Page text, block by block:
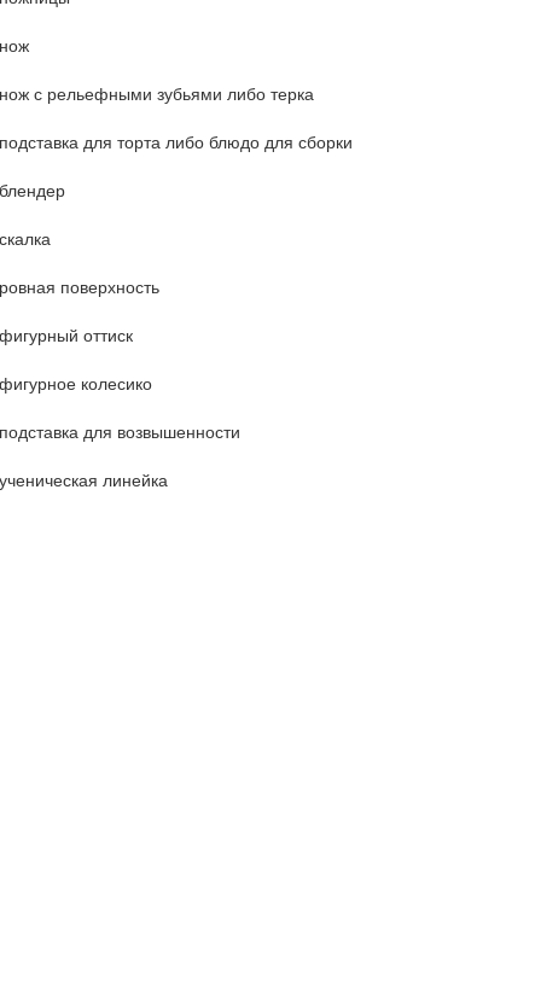
нож
нож с рельефными зубьями либо терка
подставка для торта либо блюдо для сборки
блендер
скалка
ровная поверхность
фигурный оттиск
фигурное колесико
подставка для возвышенности
ученическая линейка